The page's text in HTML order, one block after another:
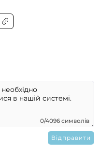
0/4096 символів